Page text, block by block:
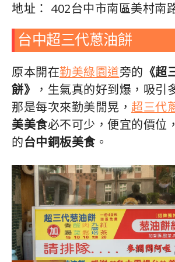
地址： 402台中市南區美村南
台中超三代蔥油餅
原本開在勤美綠園道旁的 《超
餅》
，生氣真的好到爆，吸引
那是每次來勤美閒晃， 超三代
美美食必不可少，便宜的價位
的台中銅板美食。